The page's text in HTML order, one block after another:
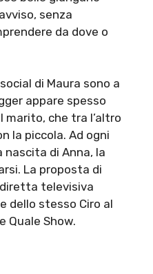
senza
da dove o
di Maura sono a
appare spesso
che tra l’altro
la piccola. Ad ogni
nascita di Anna, la
La proposta di
televisiva
dello stesso Ciro al
Quale Show.